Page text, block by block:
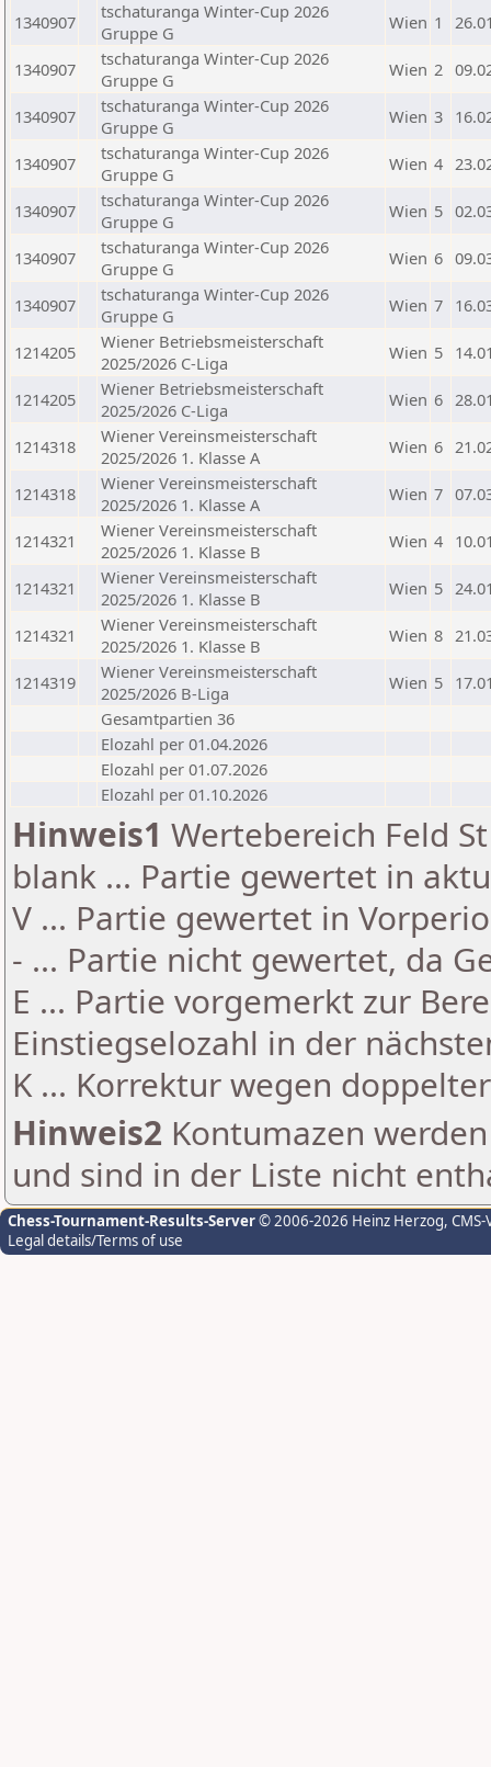
1340907
tschaturanga Winter-Cup 2026
Gruppe G
Wien 1
1340907
tschaturanga Winter-Cup 2026
Gruppe G
Wien 2
1340907
tschaturanga Winter-Cup 2026
Gruppe G
Wien 3
1340907
tschaturanga Winter-Cup 2026
Gruppe G
Wien 4
1340907
tschaturanga Winter-Cup 2026
Gruppe G
Wien 5
1340907
tschaturanga Winter-Cup 2026
Gruppe G
Wien 6
1340907
tschaturanga Winter-Cup 2026
Gruppe G
Wien 7
1214205
Wiener Betriebsmeisterschaft
2025/2026 C-Liga
Wien 5
1214205
Wiener Betriebsmeisterschaft
2025/2026 C-Liga
Wien 6
1214318
Wiener Vereinsmeisterschaft
2025/2026 1. Klasse A
Wien 6
1214318
Wiener Vereinsmeisterschaft
2025/2026 1. Klasse A
Wien 7
1214321
Wiener Vereinsmeisterschaft
2025/2026 1. Klasse B
Wien 4
1214321
Wiener Vereinsmeisterschaft
2025/2026 1. Klasse B
Wien 5
1214321
Wiener Vereinsmeisterschaft
2025/2026 1. Klasse B
Wien 8
1214319
Wiener Vereinsmeisterschaft
2025/2026 B-Liga
Wien 5
Gesamtpartien 36
Elozahl per 01.04.2026
Elozahl per 01.07.2026
Elozahl per 01.10.2026
Hinweis1 Wertebereich Feld
blank ... Partie gewertet in
V ... Partie gewertet in
- ... Partie nicht gewertet, da
E ... Partie vorgemerkt zur
Einstiegselozahl in der
K ... Korrektur wegen
Hinweis2 Kontumazen
und sind in der Liste nicht
Chess-Tournament-Results-Server© 2006-2026 Heinz Herzog,
Legal details/Terms of use